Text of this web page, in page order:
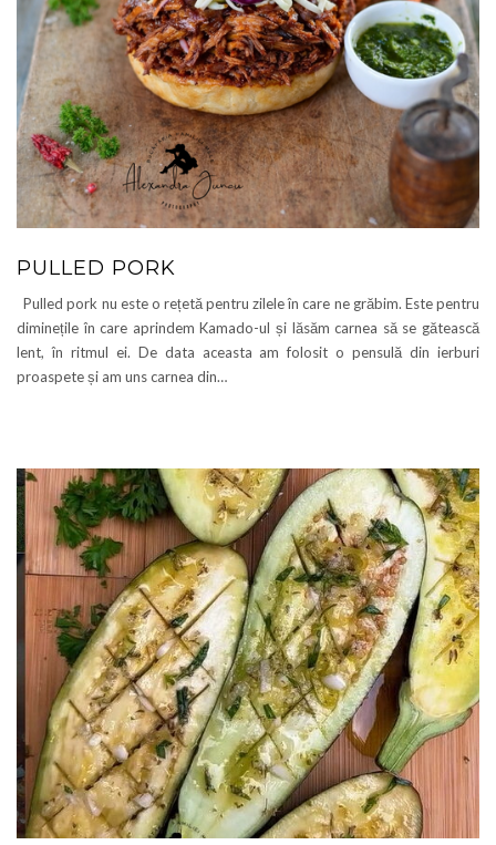
PULLED PORK
Pulled pork nu este o rețetă pentru zilele în care ne grăbim. Este pentru
diminețile în care aprindem Kamado-ul și lăsăm carnea să se gătească
lent, în ritmul ei. De data aceasta am folosit o pensulă din ierburi
proaspete și am uns carnea din…